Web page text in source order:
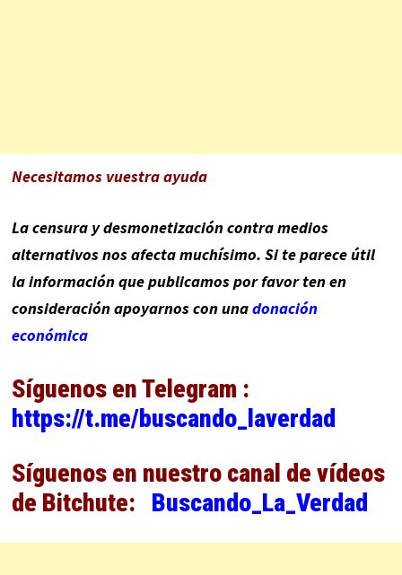
Necesitamos vuestra ayuda
La censura y desmonetización contra medios
alternativos nos afecta muchísimo. Si te parece útil
la información que publicamos por favor ten en
consideración apoyarnos con unadonación
económica
Síguenos en Telegram :
https://t.me/buscando_laverdad
Síguenos en nuestro canal de vídeos
de Bitchute: Buscando_La_Verdad